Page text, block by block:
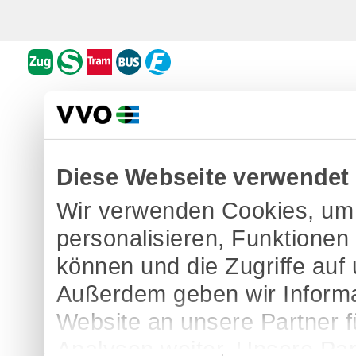
Diese Webseite
Wir verwenden Cookies,
personalisieren,
können und die Zugriffe
Außerdem geben wir
Website an unsere Partner
Analysen weiter. Unsere